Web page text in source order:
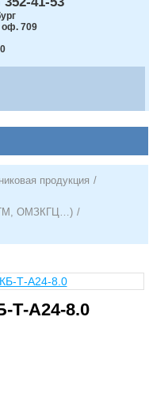
оф. 709
продукция /
ОМЗКГЦ…) /
Т-А24-8.0